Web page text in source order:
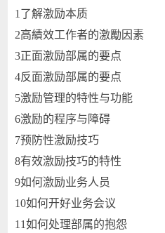
1 了解激励本质
2高績效工作者的激勵因素
3正面激励部属的要点
4反面激励部属的要点
5激励管理的特性与功能
6激励的程序与障碍
7预防性激励技巧
8有效激励技巧的特性
9如何激励业务人员
10如何开好业务会议
11如何处理部属的抱怨